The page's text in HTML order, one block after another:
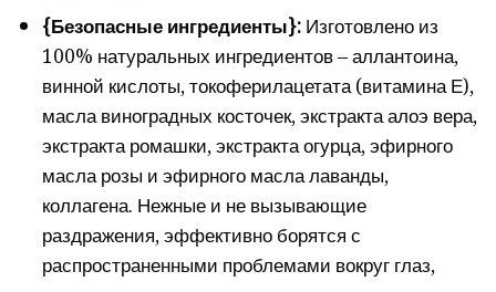
{Безопасные ингредиенты}:Изготовлено из
100% натуральных ингредиентов – аллантоина,
винной кислоты, токоферилацетата (витамина Е),
масла виноградных косточек, экстракта алоэ вера,
экстракта ромашки, экстракта огурца, эфирного
масла розы и эфирного масла лаванды,
коллагена. Нежные и не вызывающие
раздражения, эффективно борятся с
распространенными проблемами вокруг глаз,